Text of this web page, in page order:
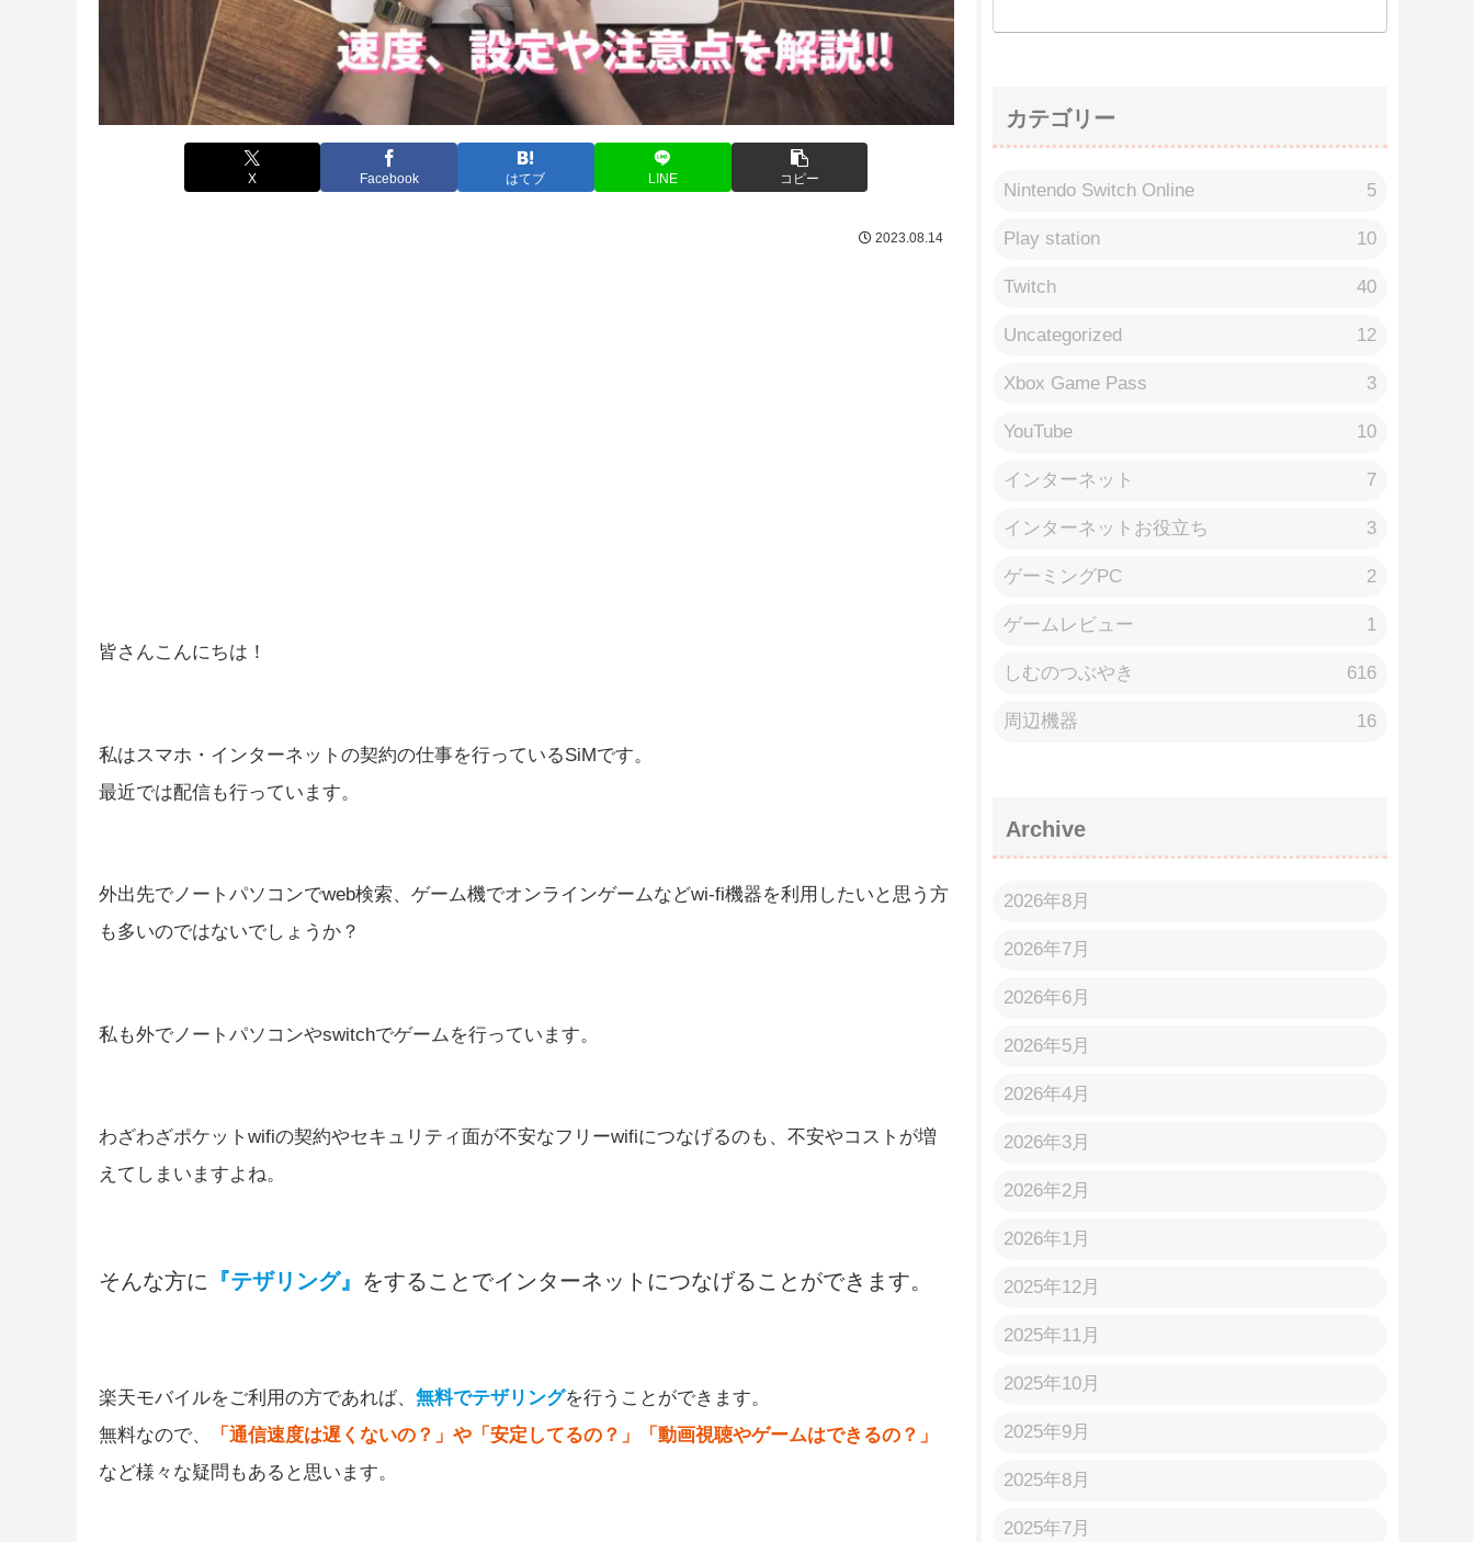
X Facebook はてブ LINE コピー
2023.08.14
皆さんこんにちは！
私はスマホ・インターネットの契約の仕事を行っているSiMです。
最近では配信も行っています。
外出先でノートパソコンでweb検索、ゲーム機でオンラインゲームなどwi-fi機器を利用したいと思う方
も多いのではないでしょうか？
私も外でノートパソコンやswitchでゲームを行っています。
わざわざポケットwifiの契約やセキュリティ面が不安なフリーwifiにつなげるのも、不安やコストが増
えてしまいますよね。
そんな方に 『テザリング』 をすることでインターネットにつなげることができます。
楽天モバイルをご利用の方であれば、 無料でテザリングを行うことができます。
無料なので、
「通信速度は遅くないの？」や「安定してるの？」「動画視聴やゲームはできるの？」
など様々な疑問もあると思います。
カテゴリー
Nintendo Switch Online 5
Play station 10
Twitch 40
Uncategorized 12
Xbox Game Pass 3
YouTube 10
インターネット 7
インターネットお役立ち 3
ゲーミングPC 2
ゲームレビュー 1
しむのつぶやき 616
周辺機器 16
Archive
2026年8月
2026年7月
2026年6月
2026年5月
2026年4月
2026年3月
2026年2月
2026年1月
2025年12月
2025年11月
2025年10月
2025年9月
2025年8月
2025年7月